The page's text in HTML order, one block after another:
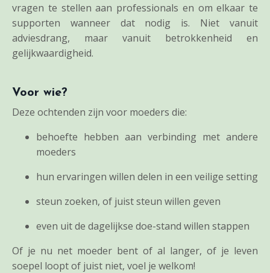
vragen te stellen aan professionals en om elkaar te
supporten wanneer dat nodig is. Niet vanuit
adviesdrang, maar vanuit betrokkenheid en
gelijkwaardigheid.
Voor wie?
Deze ochtenden zijn voor moeders die:
behoefte hebben aan verbinding met andere
moeders
hun ervaringen willen delen in een veilige setting
steun zoeken, of juist steun willen geven
even uit de dagelijkse doe-stand willen stappen
Of je nu net moeder bent of al langer, of je leven
soepel loopt of juist niet, voel je welkom!